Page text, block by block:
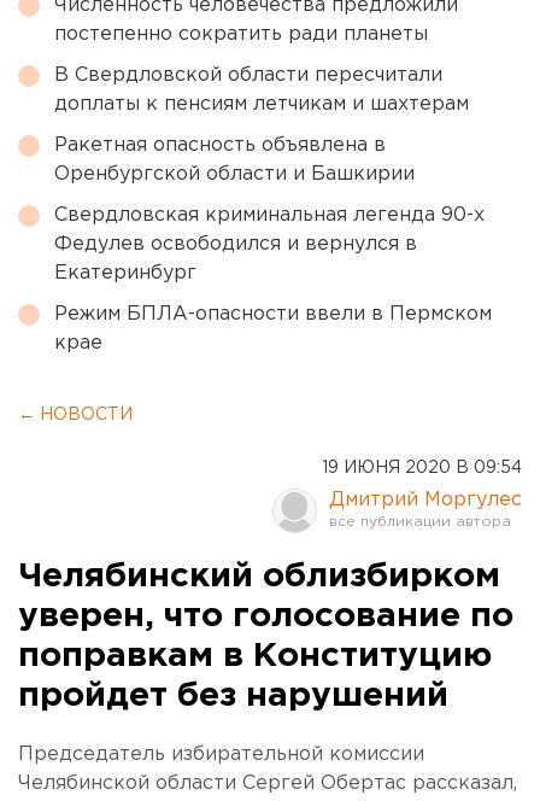
Численность человечества предложили
постепенно сократить ради планеты
В Свердловской области пересчитали
доплаты к пенсиям летчикам и шахтерам
Ракетная опасность объявлена в
Оренбургской области и Башкирии
Свердловская криминальная легенда 90-х
Федулев освободился и вернулся в
Екатеринбург
Режим БПЛА-опасности ввели в Пермском
крае
← НОВОСТИ
19 ИЮНЯ 2020 В 09:54
Дмитрий Моргулес
Челябинский облизбирком
уверен, что голосование по
поправкам в Конституцию
пройдет без нарушений
Председатель избирательной комиссии
Челябинской области Сергей Обертас рассказал,